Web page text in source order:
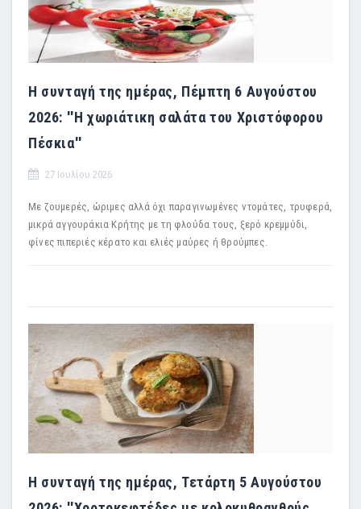
Η συνταγή της ημέρας, Πέμπτη 6 Αυγούστου
2026: ''Η χωριάτικη σαλάτα του Χριστόφορου
Πέσκια''
27 Ιουλίου 2026
Με ζουμερές, ώριμες αλλά όχι παραγινωμένες ντομάτες, τρυφερά,
μικρά αγγουράκια Κρήτης με τη φλούδα τους, ξερό κρεμμύδι,
φίνες πιπεριές κέρατο και ελιές μαύρες ή θρούμπες.
Η συνταγή της ημέρας, Τετάρτη 5 Αυγούστου